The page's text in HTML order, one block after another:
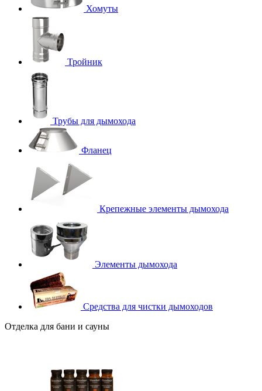
Хомуты
Тройник
Трубы для дымохода
Фланец
Крепежные элементы дымохода
Элементы дымохода
Средства для чистки дымоходов
Отделка для бани и сауны